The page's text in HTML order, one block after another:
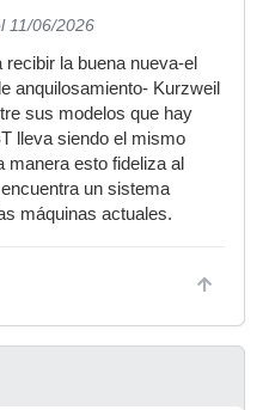
11/06/2026
la buena nueva-el
anquilosamiento- Kurzweil
sus modelos que hay
lleva siendo el mismo
manera esto fideliza al
un sistema
máquinas actuales.